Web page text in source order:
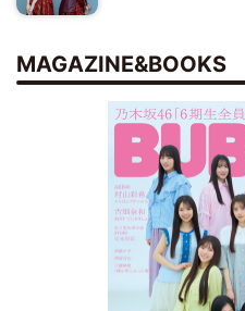
MAGAZINE&BOOKS